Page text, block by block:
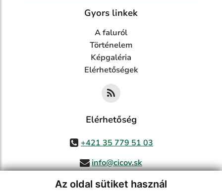
Az oldal sütiket használ
Gyors linkek
A faluról
Történelem
Képgaléria
Elérhetőségek
Elérhetőség
+421 35 779 51 03
info@cicov.sk